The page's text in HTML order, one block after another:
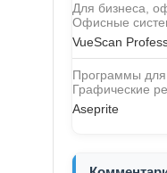
Для бизнеса,
Офисные
VueScan
Программы
Графические
Aseprite